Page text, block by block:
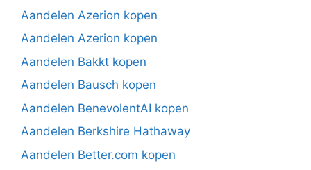
Aandelen Azerion kopen
Aandelen Azerion kopen
Aandelen Bakkt kopen
Aandelen Bausch kopen
Aandelen BenevolentAI kopen
Aandelen Berkshire Hathaway
Aandelen Better.com kopen